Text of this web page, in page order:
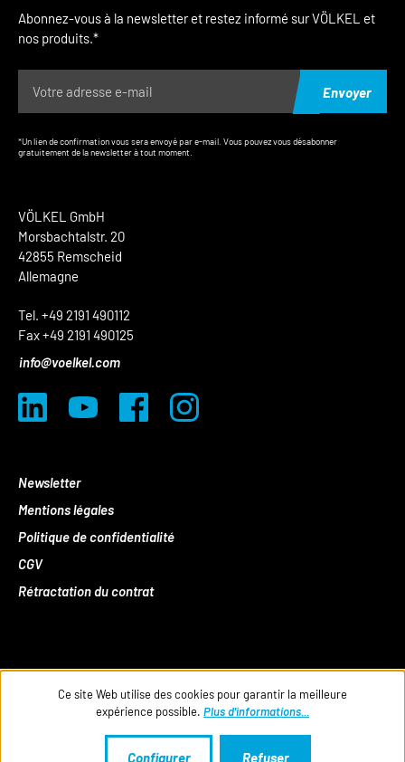
VÖLKEL GmbH
Morsbachtalstr. 20
42855 Remscheid
Allemagne
Tel. +49 2191 490112
Fax +49 2191 490125
info@voelkel.com
Newsletter
Mentions légales
Politique de confidentialité
CGV
Rétractation du contrat
Abonnez-vous à la newsletter et restez informé sur VÖLKEL et
nos produits.*
Envoyer
*Un lien de confirmation vous sera envoyé par e-mail. Vous pouvez vous désabonner
gratuitement de la newsletter à tout moment.
Ce site Web utilise des cookies pour garantir la meilleure
expérience possible. Plus d'informations...
Refuser
Configurer